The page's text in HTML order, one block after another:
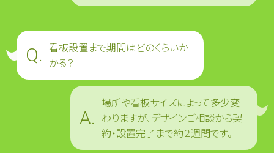
看板設置まで期間はどのくらいか
かる？
場所や看板サイズによって多少変
わりますが、デザインご相談から契
約・設置完了まで約２週間です。